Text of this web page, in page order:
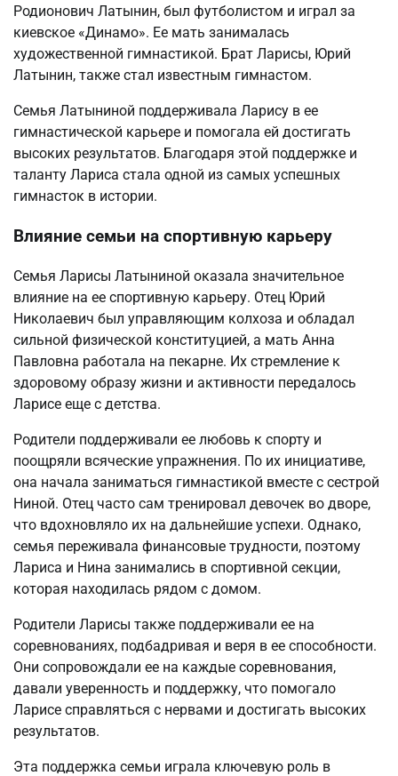
Родионович Латынин, был футболистом и играл за
киевское «Динамо». Ее мать занималась
художественной гимнастикой. Брат Ларисы, Юрий
Латынин, также стал известным гимнастом.
Семья Латыниной поддерживала Ларису в ее
гимнастической карьере и помогала ей достигать
высоких результатов. Благодаря этой поддержке и
таланту Лариса стала одной из самых успешных
гимнасток в истории.
Влияние семьи на спортивную карьеру
Семья Ларисы Латыниной оказала значительное
влияние на ее спортивную карьеру. Отец Юрий
Николаевич был управляющим колхоза и обладал
сильной физической конституцией, а мать Анна
Павловна работала на пекарне. Их стремление к
здоровому образу жизни и активности передалось
Ларисе еще с детства.
Родители поддерживали ее любовь к спорту и
поощряли всяческие упражнения. По их инициативе,
она начала заниматься гимнастикой вместе с сестрой
Ниной. Отец часто сам тренировал девочек во дворе,
что вдохновляло их на дальнейшие успехи. Однако,
семья переживала финансовые трудности, поэтому
Лариса и Нина занимались в спортивной секции,
которая находилась рядом с домом.
Родители Ларисы также поддерживали ее на
соревнованиях, подбадривая и веря в ее способности.
Они сопровождали ее на каждые соревнования,
давали уверенность и поддержку, что помогало
Ларисе справляться с нервами и достигать высоких
результатов.
Эта поддержка семьи играла ключевую роль в